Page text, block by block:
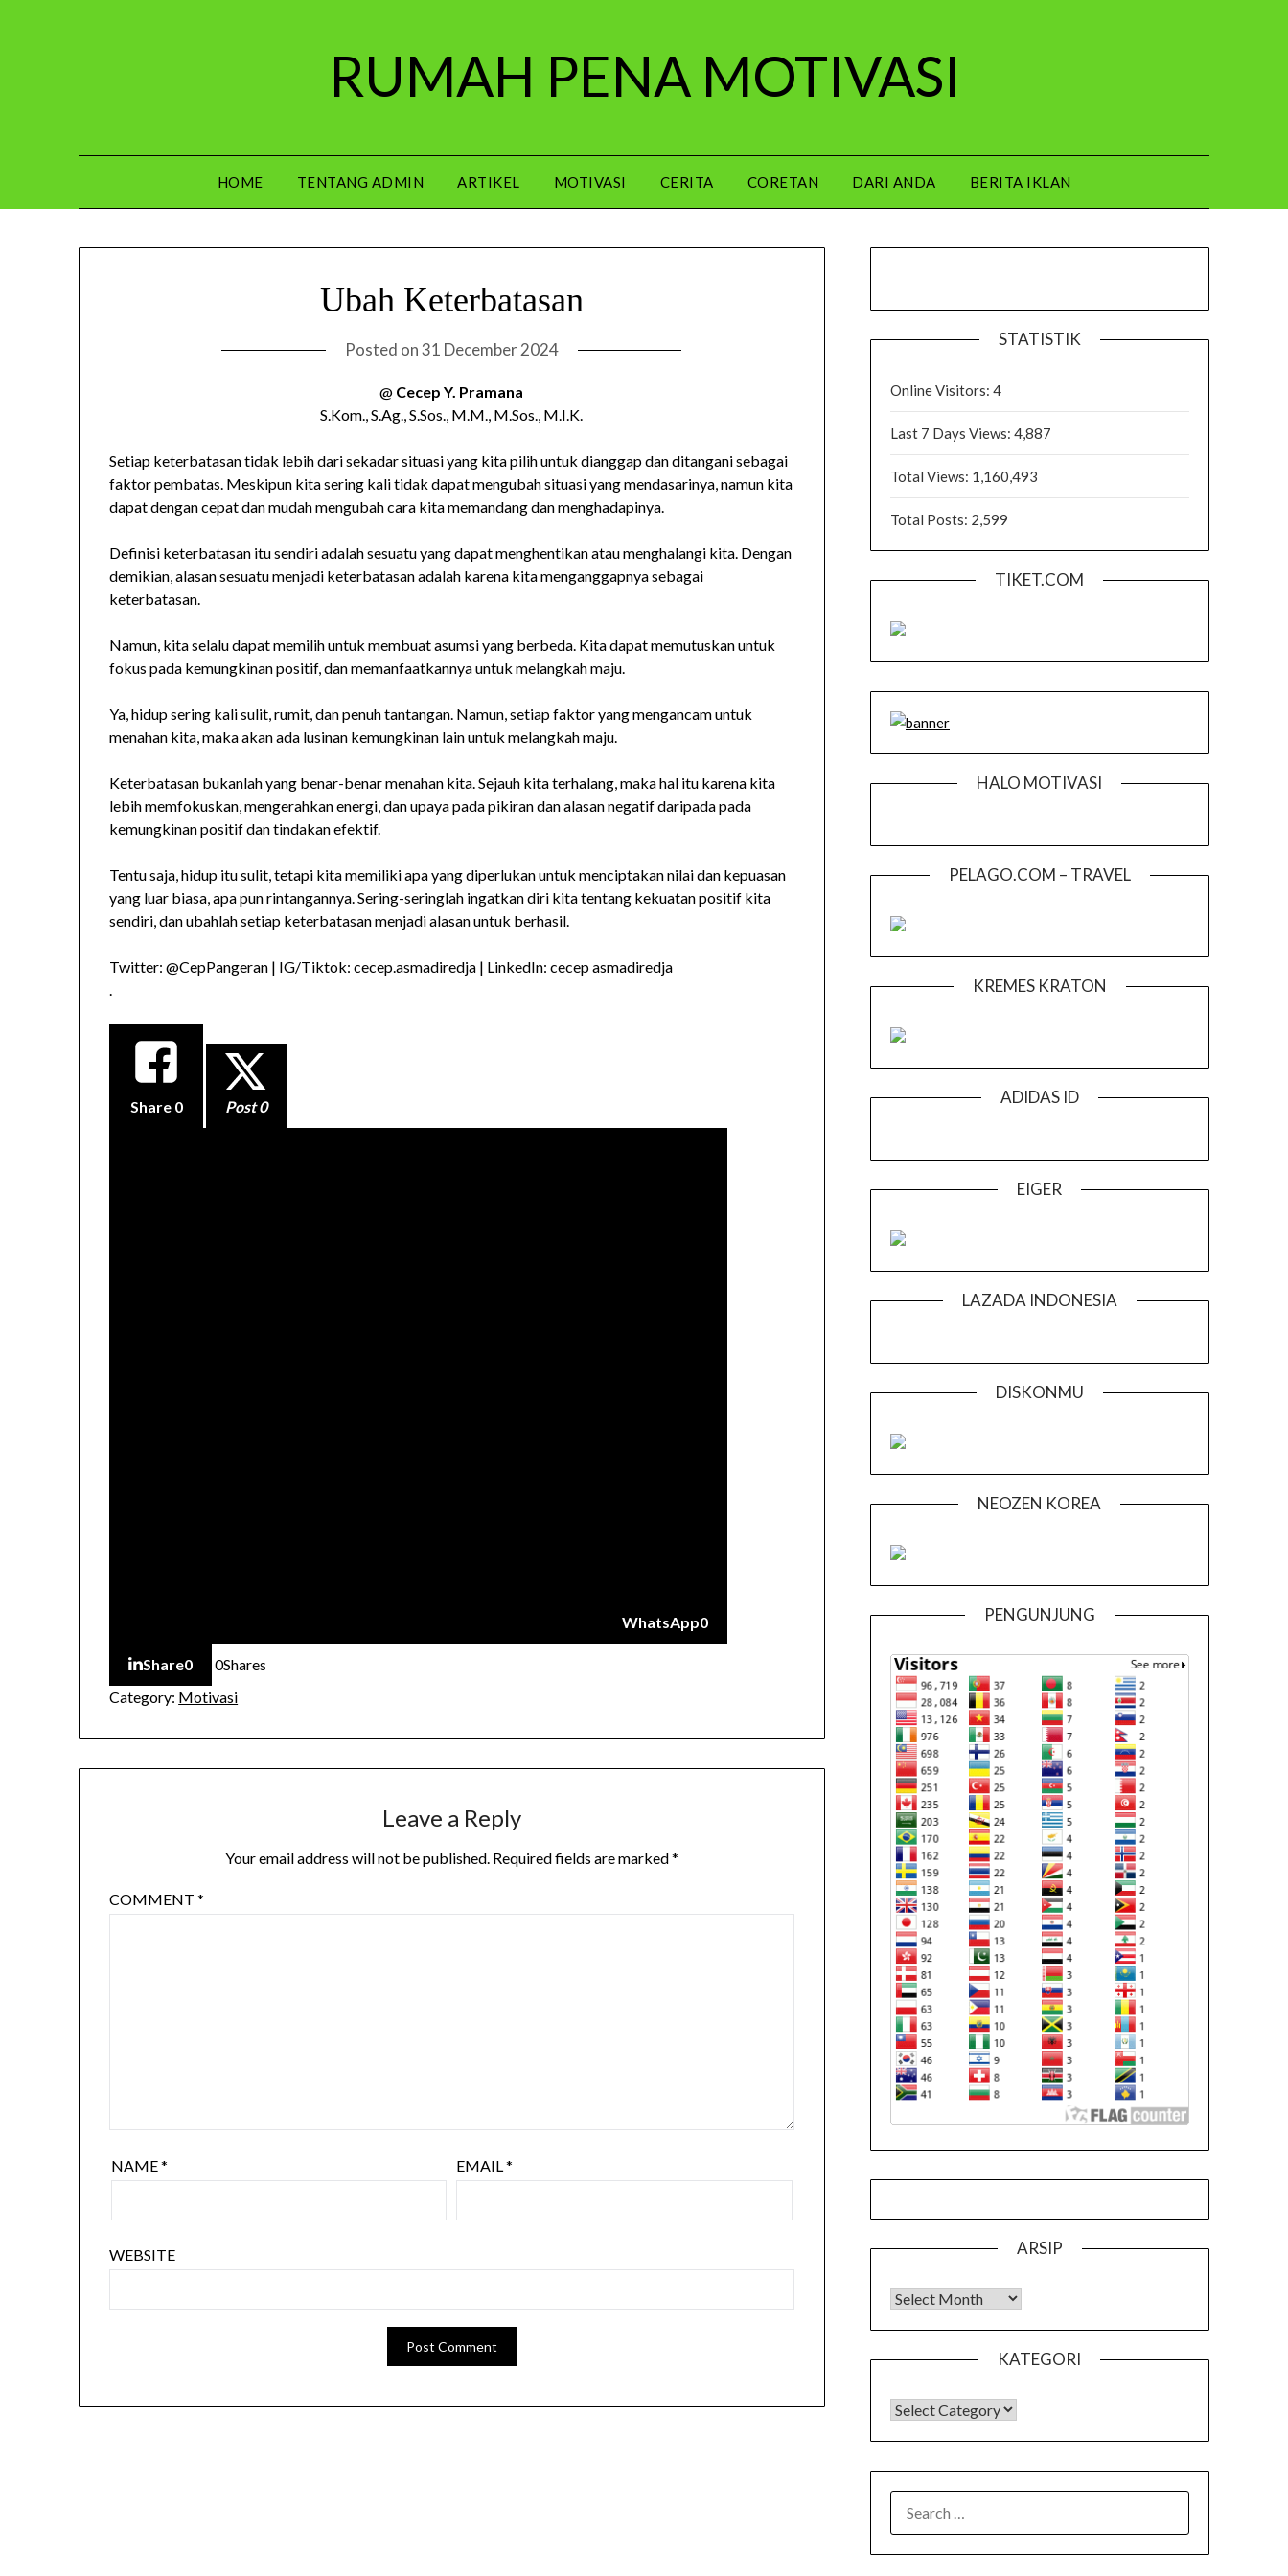
RUMAH PENA MOTIVASI
HOME TENTANG ADMIN ARTIKEL MOTIVASI CERITA CORETAN DARI ANDA BERITA IKLAN
Ubah Keterbatasan
Posted on31 December 2024
@ Cecep Y. Pramana
S.Kom., S.Ag., S.Sos., M.M., M.Sos., M.I.K.
Setiap keterbatasan tidak lebih dari sekadar situasi yang kita pilih untuk dianggap dan ditangani sebagai
faktor pembatas. Meskipun kita sering kali tidak dapat mengubah situasi yang mendasarinya, namun kita
dapat dengan cepat dan mudah mengubah cara kita memandang dan menghadapinya.
Definisi keterbatasan itu sendiri adalah sesuatu yang dapat menghentikan atau menghalangi kita. Dengan
demikian, alasan sesuatu menjadi keterbatasan adalah karena kita menganggapnya sebagai
keterbatasan.
Namun, kita selalu dapat memilih untuk membuat asumsi yang berbeda. Kita dapat memutuskan untuk
fokus pada kemungkinan positif, dan memanfaatkannya untuk melangkah maju.
Ya, hidup sering kali sulit, rumit, dan penuh tantangan. Namun, setiap faktor yang mengancam untuk
menahan kita, maka akan ada lusinan kemungkinan lain untuk melangkah maju.
Keterbatasan bukanlah yang benar-benar menahan kita. Sejauh kita terhalang, maka hal itu karena kita
lebih memfokuskan, mengerahkan energi, dan upaya pada pikiran dan alasan negatif daripada pada
kemungkinan positif dan tindakan efektif.
Tentu saja, hidup itu sulit, tetapi kita memiliki apa yang diperlukan untuk menciptakan nilai dan kepuasan
yang luar biasa, apa pun rintangannya. Sering-seringlah ingatkan diri kita tentang kekuatan positif kita
sendiri, dan ubahlah setiap keterbatasan menjadi alasan untuk berhasil.
Twitter: @CepPangeran | IG/Tiktok: cecep.asmadiredja | LinkedIn: cecep asmadiredja
.
Share 0 Post 0
WhatsApp0
Share0 0Shares
Category: Motivasi
Leave a Reply
Your email address will not be published. Required fields are marked*
COMMENT*
NAME* EMAIL*
WEBSITE
STATISTIK
Online Visitors: 4
Last 7 Days Views: 4,887
Total Views: 1,160,493
Total Posts: 2,599
TIKET.COM
HALO MOTIVASI
PELAGO.COM – TRAVEL
KREMES KRATON
ADIDAS ID
EIGER
LAZADA INDONESIA
DISKONMU
NEOZEN KOREA
PENGUNJUNG
ARSIP
Arsip
KATEGORI
KATEGORI
FOR: